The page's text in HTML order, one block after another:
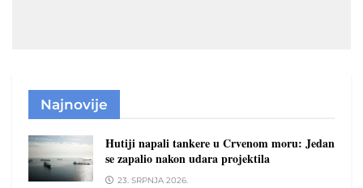
Najnovije
Hutiji napali tankere u Crvenom moru: Jedan
se zapalio nakon udara projektila
23. SRPNJA 2026.